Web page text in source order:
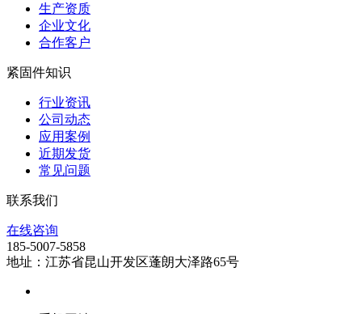
生产资质
企业文化
合作客户
紧固件知识
行业资讯
公司动态
应用案例
近期发货
常见问题
联系我们
在线咨询
185-5007-5858
地址：江苏省昆山开发区蓬朗大泽路65号